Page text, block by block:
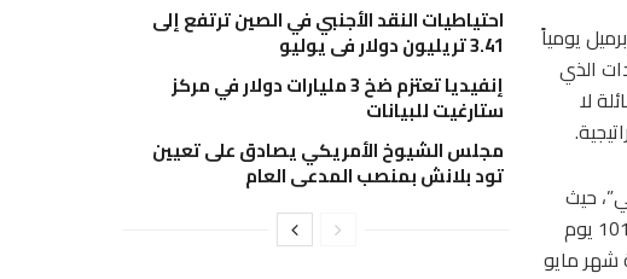
احتياطيات النقد الأجنبي في الصين ترتفع إلى
3.41 تريليون دولار في يوليو
إنفيديا تعتزم ضخ 3 مليارات دولار في مركز
ستارغيت للبيانات
مجلس الشيوخ الأمريكي يصادق على تعيين
تود بلانش بمنصب المدعي العام
العالمي بنحو 5 ملايين برميل يومياً
الذي
لا
حيث
انخفض إجمالي الاحتياطي العالمي ليغطي احتياجات 101 يوم
100 يوم بنهاية شهر مايو